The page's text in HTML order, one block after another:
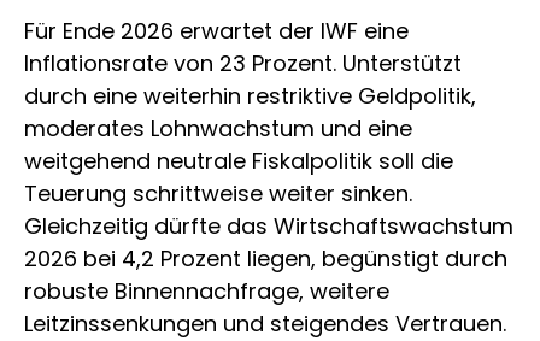
Für Ende 2026 erwartet der IWF eine
Inflationsrate von 23 Prozent. Unterstützt
durch eine weiterhin restriktive Geldpolitik,
moderates Lohnwachstum und eine
weitgehend neutrale Fiskalpolitik soll die
Teuerung schrittweise weiter sinken.
Gleichzeitig dürfte das Wirtschaftswachstum
2026 bei 4,2 Prozent liegen, begünstigt durch
robuste Binnennachfrage, weitere
Leitzinssenkungen und steigendes Vertrauen.